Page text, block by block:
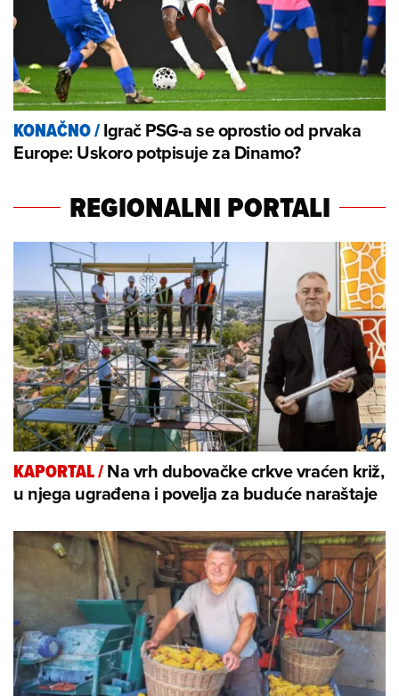
KONAČNO/Igrač PSG-a se oprostio od prvaka
Europe: Uskoro potpisuje za Dinamo?
REGIONALNI PORTALI
KAPORTAL/Na vrh dubovačke crkve vraćen križ,
u njega ugrađena i povelja za buduće naraštaje